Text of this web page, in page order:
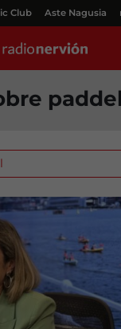
Club Aste Nagusia